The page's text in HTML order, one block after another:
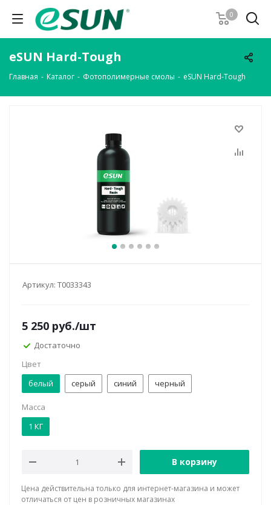
0
eSUN Hard-Tough
Главная - Каталог - Фотополимерные смолы - eSUN Hard-Tough
Артикул: Т0033343
5 250 руб./шт
Достаточно
Цвет
белый
серый синий черный
Масса
1 КГ
В корзину
Цена действительна только для интернет-магазина и может
отличаться от цен в розничных магазинах